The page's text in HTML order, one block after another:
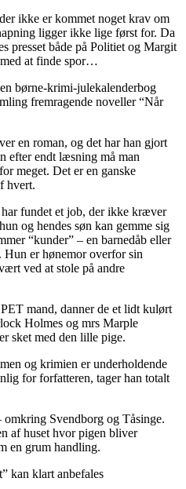
ikke er kommet noget krav om
ligger ikke lige først for. Da
presset både på Politiet og Margit
at finde spor…
børne-krimi-julekalenderbog
fremragende noveller “Når
en roman, og det har han gjort
efter endt læsning må man
meget. Det er en ganske
hvert.
fundet et job, der ikke kræver
og hendes søn kan gemme sig
“kunder” – en barnedåb eller
er hønemor overfor sin
ved at stole på andre
mand, danner de et lidt kulørt
Holmes og mrs Marple
sket med den lille pige.
og krimien er underholdende
for forfatteren, tager han totalt
Svendborg og Tåsinge.
af huset hvor pigen bliver
en grum handling.
kan klart anbefales